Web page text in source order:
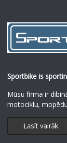
Sportbike is
Mūsu firma ir
motociklu,
Lasīt vairāk